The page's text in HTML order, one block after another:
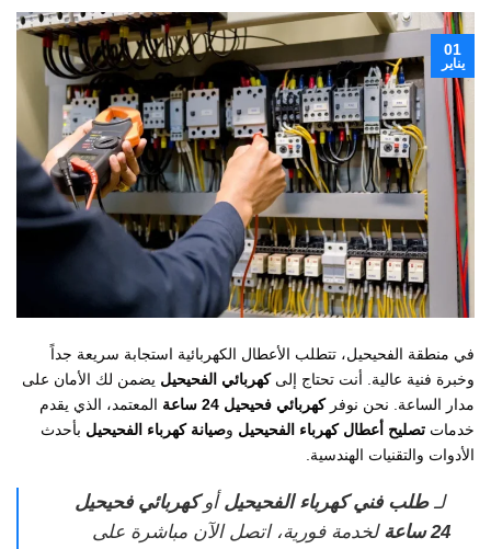
01
يناير
في منطقة الفحيحيل، تتطلب الأعطال الكهربائية استجابة سريعة جداً
وخبرة فنية عالية. أنت تحتاج إلىكهربائي الفحيحيل يضمن لك الأمان على
مدار الساعة. نحن نوفركهربائي فحيحيل 24 ساعة
المعتمد، الذي يقدم
خدمات تصليح أعطال كهرباء الفحيحيل وصيانة كهرباء الفحيحيل بأحدث
الأدوات والتقنيات الهندسية.
لـطلب فني كهرباء الفحيحيل أوكهربائي فحيحيل
24 ساعة
لخدمة فورية، اتصل الآن مباشرة على